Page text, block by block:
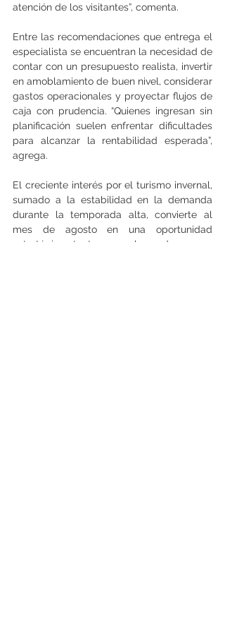
atención de los visitantes”, comenta.
Entre las recomendaciones que entrega el
especialista se encuentran la necesidad de
contar con un presupuesto realista, invertir
en amoblamiento de buen nivel, considerar
gastos operacionales y proyectar flujos de
caja con prudencia. “Quienes ingresan sin
planificación suelen enfrentar dificultades
para alcanzar la rentabilidad esperada”,
agrega.
El creciente interés por el turismo invernal,
sumado a la estabilidad en la demanda
durante la temporada alta, convierte al
mes de agosto en una oportunidad
estratégica tanto para hospedar como